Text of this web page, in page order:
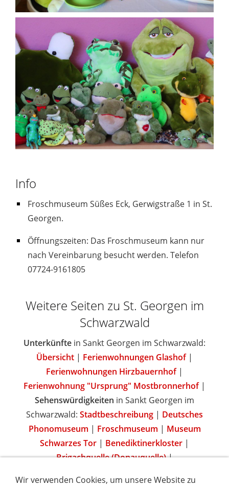
Info
Froschmuseum Süßes Eck, Gerwigstraße 1 in St.
Georgen.
Öffnungszeiten: Das Froschmuseum kann nur
nach Vereinbarung besucht werden. Telefon
07724-9161805
Weitere Seiten zu St. Georgen im
Schwarzwald
Unterkünfte in Sankt Georgen im Schwarzwald:
Übersicht | Ferienwohnungen Glashof|
Ferienwohnungen Hirzbauernhof|
Ferienwohnung "Ursprung" Mostbronnerhof|
Sehenswürdigkeiten in Sankt Georgen im
Schwarzwald: Stadtbeschreibung | Deutsches
Phonomuseum | Froschmuseum | Museum
Schwarzes Tor | Benediktinerkloster |
Brigachquelle (Donauquelle)|
Wir verwenden Cookies, um unsere Website zu